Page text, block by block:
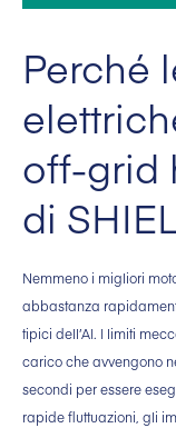
Perché
off-grid
di
Nemmeno i migliori
abbastanza
tipici dell’AI. I limiti
carico che avvengono
secondi per essere
rapide fluttuazioni, gli